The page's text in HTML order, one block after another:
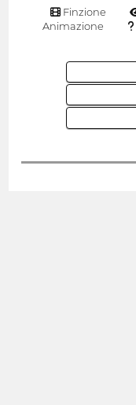
Finzione
Animazione